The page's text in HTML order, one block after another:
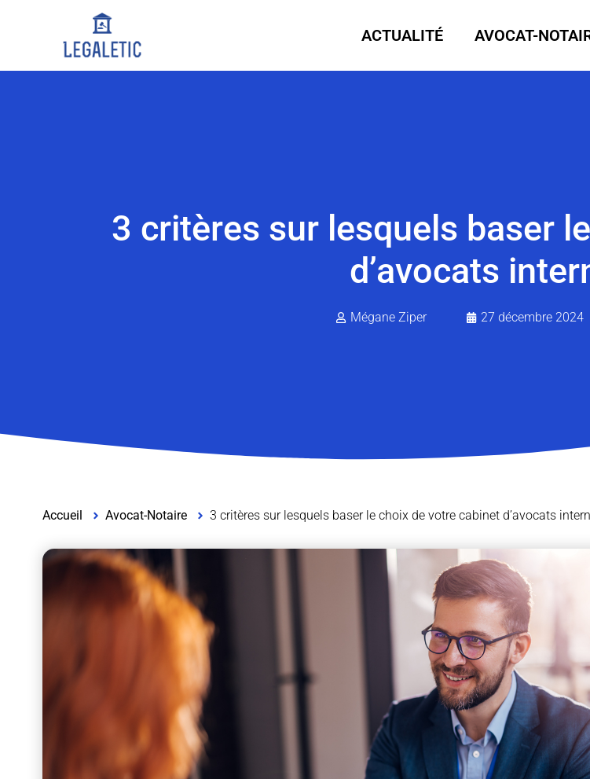
ACTUALITÉ AVOCAT-
3 critères sur lesquels baser
d’avocats
Mégane Ziper 27 décembre 2024
Accueil Avocat-Notaire 3 critères sur lesquels baser le choix de votre cabinet d’avocats